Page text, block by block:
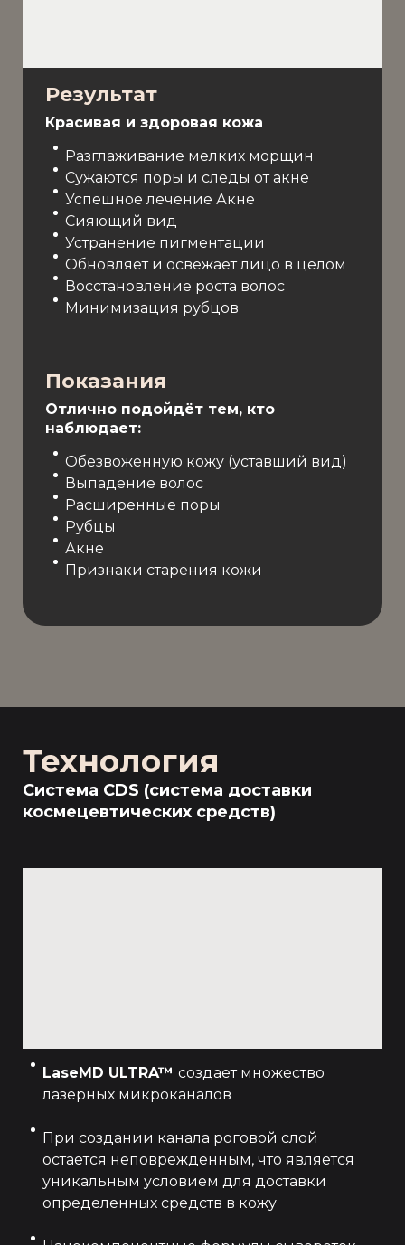
Результат
Красивая и здоровая кожа
Разглаживание мелких морщин
Сужаются поры и следы от акне
Успешное лечение Акне
Сияющий вид
Устранение пигментации
Обновляет и освежает лицо в целом
Восстановление роста волос
Минимизация рубцов
Показания
Отлично подойдёт тем, кто
наблюдает:
Обезвоженную кожу (уставший вид)
Выпадение волос
Расширенные поры
Рубцы
Акне
Признаки старения кожи
Технология
Система CDS (система доставки
космецевтических средств)
LaseMD ULTRA™ создает множество
лазерных микроканалов
При создании канала роговой слой
остается неповрежденным, что является
уникальным условием для доставки
определенных средств в кожу